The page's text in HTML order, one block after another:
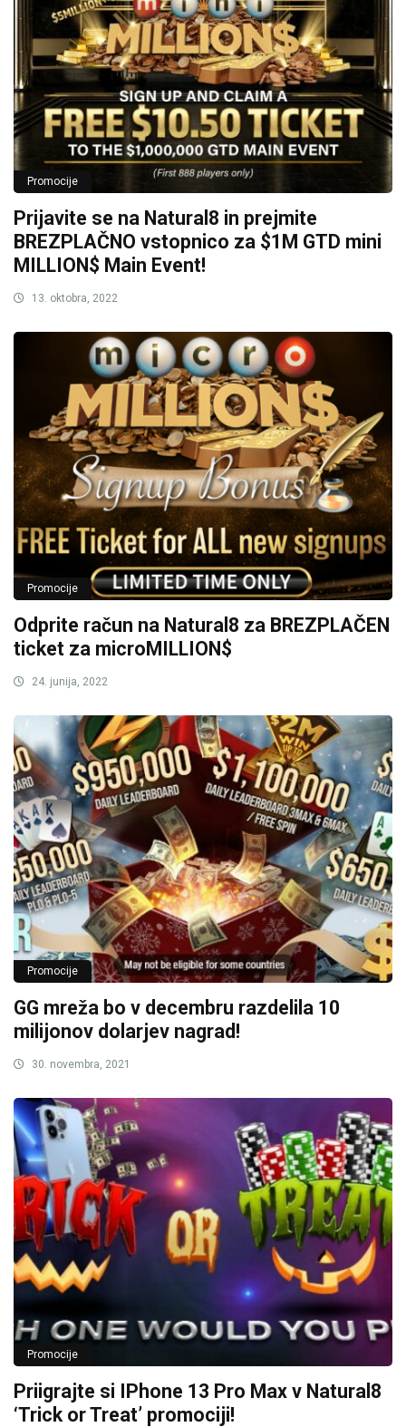
Promocije
Prijavite se na Natural8 in prejmite
BREZPLAČNO vstopnico za $1M GTD mini
MILLION$ Main Event!
13. oktobra, 2022
Promocije
Odprite račun na Natural8 za BREZPLAČEN
ticket za microMILLION$
24. junija, 2022
Promocije
GG mreža bo v decembru razdelila 10
milijonov dolarjev nagrad!
30. novembra, 2021
Promocije
Priigrajte si IPhone 13 Pro Max v Natural8
‘Trick or Treat’ promociji!